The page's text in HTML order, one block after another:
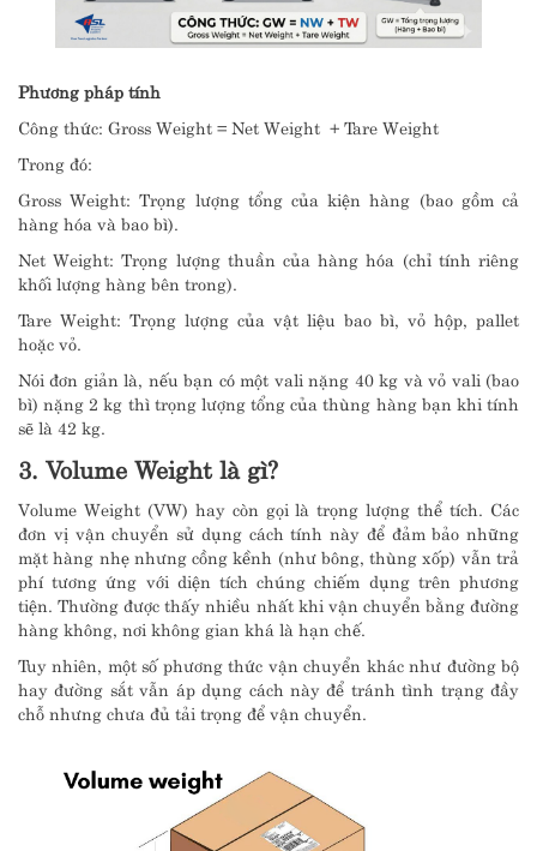
Phương pháp tính
Công thức: Gross Weight = Net Weight + Tare Weight
Trong đó:
Gross Weight: Trọng lượng tổng của kiện hàng (bao gồm cả
hàng hóa và bao bì).
Net Weight: Trọng lượng thuần của hàng hóa (chỉ tính riêng
khối lượng hàng bên trong).
Tare Weight: Trọng lượng của vật liệu bao bì, vỏ hộp, pallet
hoặc vỏ.
Nói đơn giản là, nếu bạn có một vali nặng 40 kg và vỏ vali (bao
bì) nặng 2 kg thì trọng lượng tổng của thùng hàng bạn khi tính
sẽ là 42 kg.
3. Volume Weight là gì?
Volume Weight (VW) hay còn gọi là trọng lượng thể tích. Các
đơn vị vận chuyển sử dụng cách tính này để đảm bảo những
mặt hàng nhẹ nhưng cồng kềnh (như bông, thùng xốp) vẫn trả
phí tương ứng với diện tích chúng chiếm dụng trên phương
tiện. Thường được thấy nhiều nhất khi vận chuyển bằng đường
hàng không, nơi không gian khá là hạn chế.
Tuy nhiên, một số phương thức vận chuyển khác như đường bộ
hay đường sắt vẫn áp dụng cách này để tránh tình trạng đầy
chỗ nhưng chưa đủ tải trọng để vận chuyển.